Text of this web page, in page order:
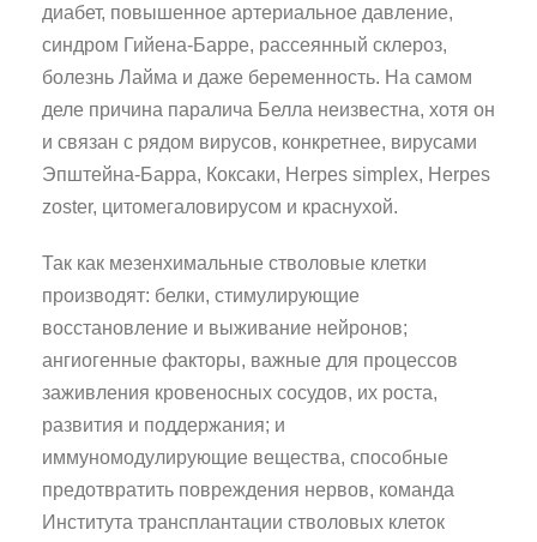
диабет, повышенное артериальное давление,
синдром Гийена-Барре, рассеянный склероз,
болезнь Лайма и даже беременность. На самом
деле причина паралича Белла неизвестна, хотя он
и связан с рядом вирусов, конкретнее, вирусами
Эпштейна-Барра, Коксаки, Herpes simplex, Herpes
zoster, цитомегаловирусом и краснухой.
Так как мезенхимальные стволовые клетки
производят: белки, стимулирующие
восстановление и выживание нейронов;
ангиогенные факторы, важные для процессов
заживления кровеносных сосудов, их роста,
развития и поддержания; и
иммуномодулирующие вещества, способные
предотвратить повреждения нервов, команда
Института трансплантации стволовых клеток